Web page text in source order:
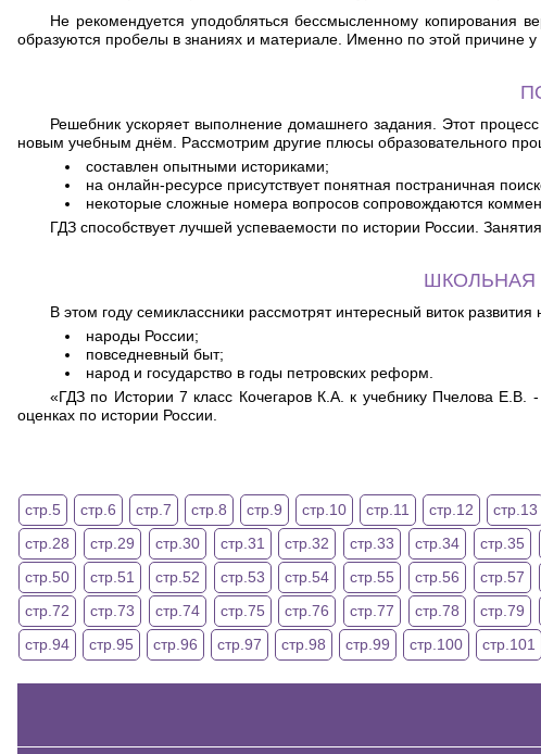
Не рекомендуется уподобляться бессмысленному копирования
образуются пробелы в знаниях и материале. Именно по этой причине у
Решебник ускоряет выполнение домашнего задания. Этот
новым учебным днём. Рассмотрим другие плюсы образовательного
составлен опытными историками;
на онлайн-ресурсе присутствует понятная постраничная
некоторые сложные номера вопросов сопровождаются
ГДЗ способствует лучшей успеваемости по истории России.
ШКОЛЬНАЯ
В этом году семиклассники рассмотрят интересный виток
народы России;
повседневный быт;
народ и государство в годы петровских реформ.
«ГДЗ по Истории 7 класс Кочегаров К.А. к учебнику Пчелова Е.В.
оценках по истории России.
стр.5 стр.6 стр.7 стр.8 стр.9 стр.10 стр.11 стр.12 стр.13
стр.28
стр.29 стр.30 стр.31 стр.32 стр.33 стр.34 стр.35
стр.50
стр.51 стр.52 стр.53 стр.54 стр.55 стр.56 стр.57
стр.72
стр.73 стр.74 стр.75 стр.76 стр.77 стр.78 стр.79
стр.94
стр.95 стр.96 стр.97 стр.98 стр.99 стр.100 стр.101